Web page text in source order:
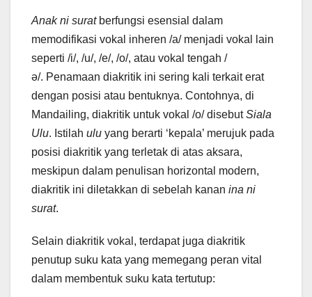
Anak ni suratberfungsi esensial dalam
memodifikasi vokal inheren /a/ menjadi vokal lain
seperti /i/, /u/, /e/, /o/, atau vokal tengah /
ə/. Penamaan diakritik ini sering kali terkait erat
dengan posisi atau bentuknya. Contohnya, di
Mandailing, diakritik untuk vokal /o/ disebutSiala
Ulu. Istilah ulu yang berarti ‘kepala’ merujuk pada
posisi diakritik yang terletak di atas aksara,
meskipun dalam penulisan horizontal modern,
diakritik ini diletakkan di sebelah kanan ina ni
surat.
Selain diakritik vokal, terdapat juga diakritik
penutup suku kata yang memegang peran vital
dalam membentuk suku kata tertutup: